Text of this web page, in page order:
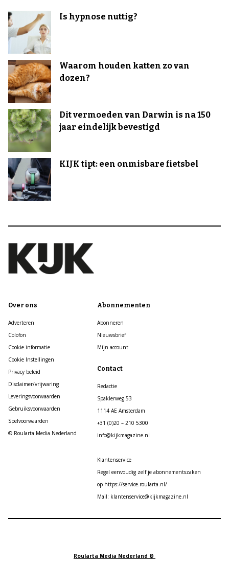
Is hypnose nuttig?
Waarom houden katten zo van
dozen?
Dit vermoeden van Darwin is na 150
jaar eindelijk bevestigd
KIJK tipt: een onmisbare fietsbel
Over ons
Adverteren
Colofon
Cookie informatie
Cookie Instellingen
Privacy beleid
Disclaimer/vrijwaring
Leveringsvoorwaarden
Gebruiksvoorwaarden
Spelvoorwaarden
© Roularta Media Nederland
Abonnementen
Abonneren
Nieuwsbrief
Mijn account
Contact
Redactie
Spaklerweg 53
1114 AE Amsterdam
+31 (0)20 – 210 5300
info@kijkmagazine.nl
Klantenservice
Regel eenvoudig zelf je abonnementszaken
op https://service.roularta.nl/
Mail: klantenservice@kijkmagazine.nl
Roularta Media Nederland ©